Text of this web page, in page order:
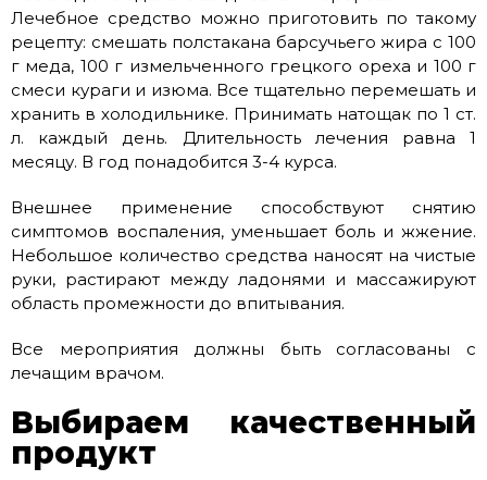
Лечебное средство можно приготовить по такому
рецепту: смешать полстакана барсучьего жира с 100
г меда, 100 г измельченного грецкого ореха и 100 г
смеси кураги и изюма. Все тщательно перемешать и
хранить в холодильнике. Принимать натощак по 1 ст.
л. каждый день. Длительность лечения равна 1
месяцу. В год понадобится 3-4 курса.
Внешнее применение способствуют снятию
симптомов воспаления, уменьшает боль и жжение.
Небольшое количество средства наносят на чистые
руки, растирают между ладонями и массажируют
область промежности до впитывания.
Все мероприятия должны быть согласованы с
лечащим врачом.
Выбираем качественный
продукт